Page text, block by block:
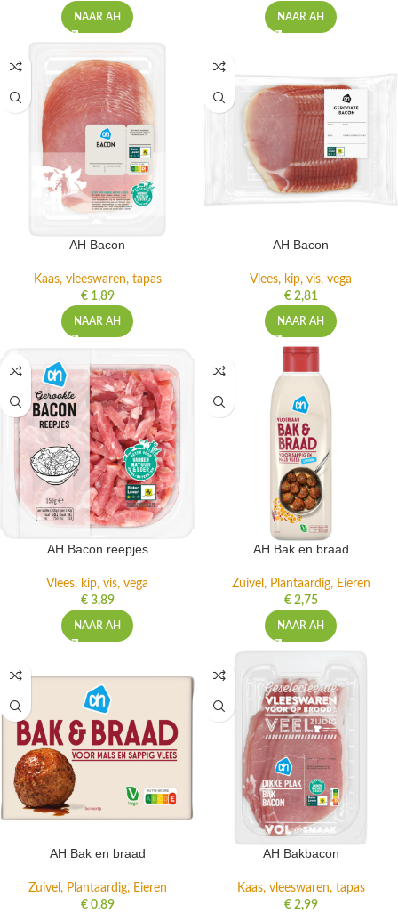
NAAR AH NAAR AH
AH Bacon
Kaas, vleeswaren, tapas
€1,89
NAAR AH
AH Bacon
Vlees, kip, vis, vega
€2,81
NAAR AH
AH Bacon reepjes
Vlees, kip, vis, vega
€3,89
NAAR AH
AH Bak en braad
Zuivel, Plantaardig, Eieren
€2,75
NAAR AH
AH Bak en braad
Zuivel, Plantaardig, Eieren
€0,89
AH Bakbacon
Kaas, vleeswaren, tapas
€2,99